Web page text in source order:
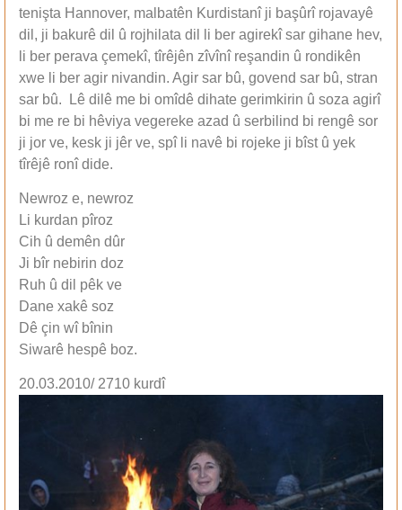
tenişta Hannover, malbatên Kurdistanî ji başûrî rojavayê
dil, ji bakurê dil û rojhilata dil li ber agirekî sar gihane hev,
li ber perava çemekî, tîrêjên zîvînî reşandin û rondikên
xwe li ber agir nivandin. Agir sar bû, govend sar bû, stran
sar bû. Lê dilê me bi omîdê dihate gerimkirin û soza agirî
bi me re bi hêviya vegereke azad û serbilind bi rengê sor
ji jor ve, kesk ji jêr ve, spî li navê bi rojeke ji bîst û yek
tîrêjê ronî dide.
Newroz e, newroz
Li kurdan pîroz
Cih û demên dûr
Ji bîr nebirin doz
Ruh û dil pêk ve
Dane xakê soz
Dê çin wî bînin
Siwarê hespê boz.
20.03.2010/ 2710 kurdî